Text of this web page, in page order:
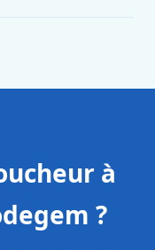
à
?